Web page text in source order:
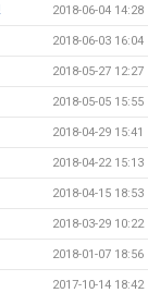
2018-06-04 14:28
2018-06-03 16:04
2018-05-27 12:27
2018-05-05 15:55
2018-04-29 15:41
2018-04-22 15:13
2018-04-15 18:53
2018-03-29 10:22
2018-01-07 18:56
2017-10-14 18:42